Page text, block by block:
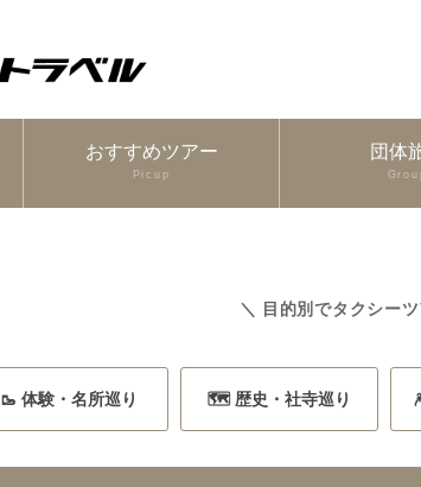
おすすめツアー
Picup
団体
＼ 目的別でタクシー
🥾 体験・名所巡り 🗺️ 歴史・社寺巡り